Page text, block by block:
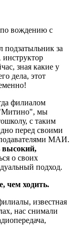
по вождению с
подзатыльник за
инструктор
зная какие у
дела, этот
филиалом
мы
с таким
перед своими
МАИ.
высокий,
о своих
подход.
чем ходить.
известная
нас снимали